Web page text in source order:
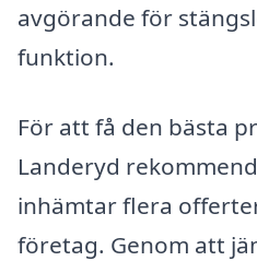
avgörande för
funktion.
För att få den bästa
Landeryd
inhämtar flera
företag. Genom att